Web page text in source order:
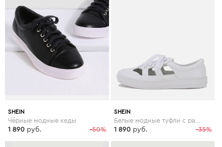
SHEIN
Чёрные модные кеды
-50%
1 890 руб.
SHEIN
-35%
1 890 руб.